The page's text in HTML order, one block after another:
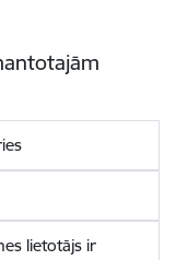
lietotājs ir